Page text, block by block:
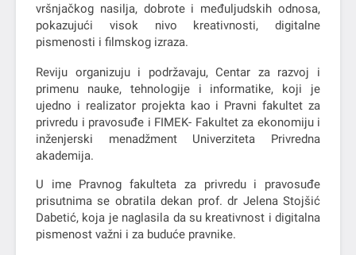
vršnjačkog nasilja, dobrote i međuljudskih odnosa,
pokazujući visok nivo kreativnosti, digitalne
pismenosti i filmskog izraza.
Reviju organizuju i podržavaju, Centar za razvoj i
primenu nauke, tehnologije i informatike, koji je
ujedno i realizator projekta kao i Pravni fakultet za
privredu i pravosuđe i FIMEK- Fakultet za ekonomiju i
inženjerski menadžment Univerziteta Privredna
akademija.
U ime Pravnog fakulteta za privredu i pravosuđe
prisutnima se obratila dekan prof. dr Jelena Stojšić
Dabetić, koja je naglasila da su kreativnost i digitalna
pismenost važni i za buduće pravnike.